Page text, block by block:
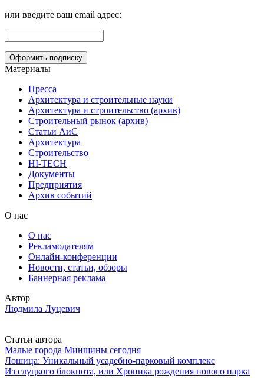
или введите ваш email адрес:
Материалы
Пресса
Архитектура и строительные науки
Архитектура и строительство (архив)
Строительный рынок (архив)
Статьи АиС
Архитектура
Строительство
HI-TECH
Документы
Предприятия
Архив событий
О нас
О нас
Рекламодателям
Онлайн-конференции
Новости, статьи, обзоры
Баннерная реклама
Автор
Людмила Луцевич
Статьи автора
Малые города Минщины сегодня
Лошица: Уникальный усадебно-парковый комплекс
Из слуцкого блокнота, или Хроника рождения нового парка